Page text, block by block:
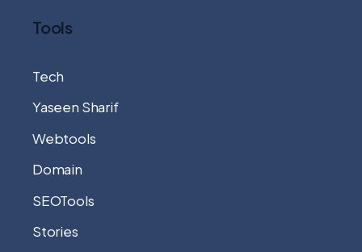
Tools
Tech
Yaseen Sharif
Webtools
Domain
SEOTools
Stories